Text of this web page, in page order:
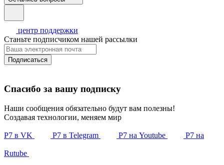
центр поддержки
Станьте подписчиком нашей рассылки
Подписаться
Спасибо за вашу подписку
Наши сообщения обязательно будут вам полезны!
Создавая технологии, меняем мир
Р7 в VK Р7 в Telegram Р7 на Youtube Р7 на
Rutube